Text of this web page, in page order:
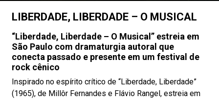
LIBERDADE, LIBERDADE – O MUSICAL
“Liberdade, Liberdade – O Musical” estreia em
São Paulo com dramaturgia autoral que
conecta passado e presente em um festival de
rock cênico
Inspirado no espírito crítico de “Liberdade, Liberdade”
(1965), de Millôr Fernandes e Flávio Rangel, estreia em